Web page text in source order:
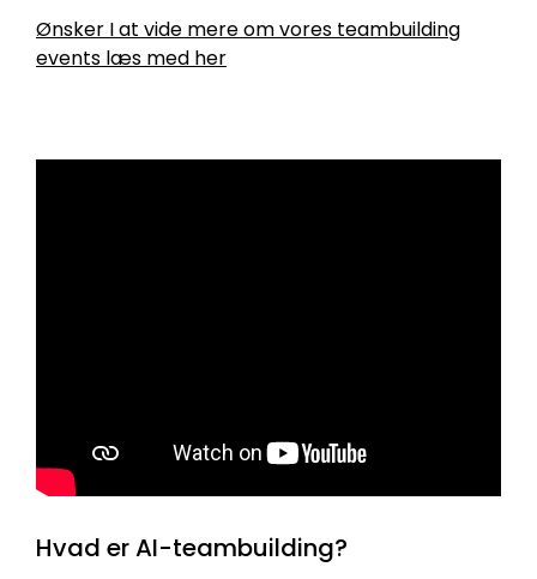
Ønsker I at vide mere om vores teambuilding
events læs med her
Hvad er AI-teambuilding?